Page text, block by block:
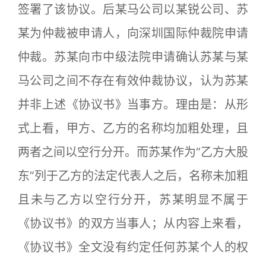
签署了该协议。后某马公司以某锐公司、苏
某为仲裁被申请人，向深圳国际仲裁院申请
仲裁。苏某向市中级法院申请确认苏某与某
马公司之间不存在有效仲裁协议，认为苏某
并非上述《协议书》当事方。理由是：从形
式上看，甲方、乙方的名称均加粗处理，且
两者之间以空行分开。而苏某作为“乙方大股
东”列于乙方的法定代表人之后，名称未加粗
且未与乙方以空行分开，苏某明显不属于
《协议书》的双方当事人；从内容上来看，
《协议书》全文没有约定任何苏某个人的权